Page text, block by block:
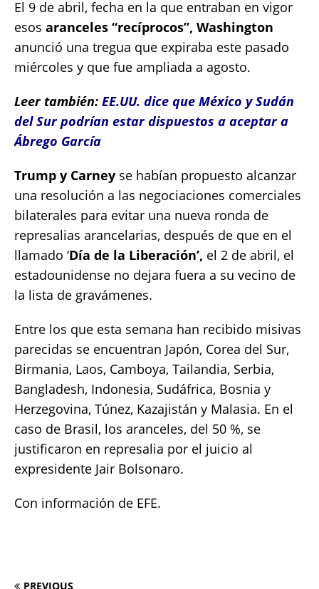
El 9 de abril, fecha en la que entraban en vigor
esos aranceles “recíprocos”, Washington
anunció una tregua que expiraba este pasado
miércoles y que fue ampliada a agosto.
Leer también: EE.UU. dice que México y Sudán
del Sur podrían estar dispuestos a aceptar a
Ábrego García
Trump y Carney se habían propuesto alcanzar
una resolución a las negociaciones comerciales
bilaterales para evitar una nueva ronda de
represalias arancelarias, después de que en el
llamado ‘Día de la Liberación’, el 2 de abril, el
estadounidense no dejara fuera a su vecino de
la lista de gravámenes.
Entre los que esta semana han recibido misivas
parecidas se encuentran Japón, Corea del Sur,
Birmania, Laos, Camboya, Tailandia, Serbia,
Bangladesh, Indonesia, Sudáfrica, Bosnia y
Herzegovina, Túnez, Kazajistán y Malasia. En el
caso de Brasil, los aranceles, del 50 %, se
justificaron en represalia por el juicio al
expresidente Jair Bolsonaro.
Con información de EFE.
PREVIOUS